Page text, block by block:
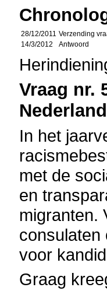
28/12/2011 Verzending
14/3/2012
Antwoord
Vraag nr.
In het
met de
en
migranten.
consulaten
voor
Graag